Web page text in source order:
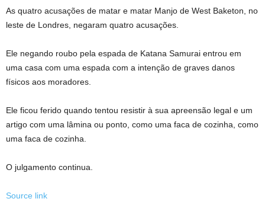
As quatro acusações de matar e matar Manjo de West Baketon, no
leste de Londres, negaram quatro acusações.
Ele negando roubo pela espada de Katana Samurai entrou em
uma casa com uma espada com a intenção de graves danos
físicos aos moradores.
Ele ficou ferido quando tentou resistir à sua apreensão legal e um
artigo com uma lâmina ou ponto, como uma faca de cozinha, como
uma faca de cozinha.
O julgamento continua.
Source link